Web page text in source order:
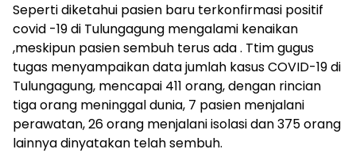
Seperti diketahui pasien baru terkonfirmasi positif
covid -19 di Tulungagung mengalami kenaikan
,meskipun pasien sembuh terus ada . Ttim gugus
tugas menyampaikan data jumlah kasus COVID-19 di
Tulungagung, mencapai 411 orang, dengan rincian
tiga orang meninggal dunia, 7 pasien menjalani
perawatan, 26 orang menjalani isolasi dan 375 orang
lainnya dinyatakan telah sembuh.